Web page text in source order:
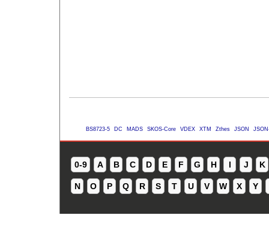
BS8723-5 DC MADS SKOS-Core VDEX XTM Zthes JSON
0-9 A B C D E F G H I J K
N O P Q R S T U V W X Y